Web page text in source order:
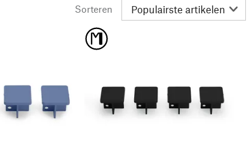
Sorteren